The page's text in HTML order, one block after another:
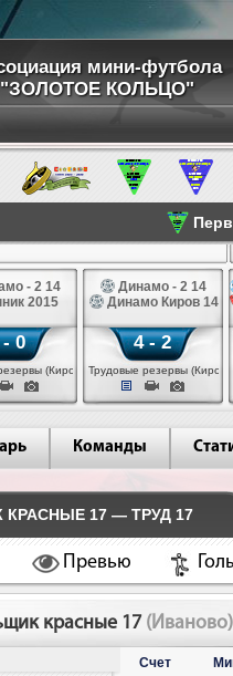
мини-футбола
"ЗОЛОТОЕ КОЛЬЦО"
- 2 14
2015
- 0
(Киров)
Динамо - 2 14
Динамо Киров 14
4 - 2
Трудовые резервы (Киров)
Команды
17 — ТРУД 17
Превью
красные 17 (Иваново)
Счет